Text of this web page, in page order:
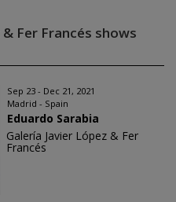
Fer Francés shows
Sep 23 - Dec 21, 2021
Madrid - Spain
Eduardo Sarabia
Galería Javier López & Fer
Francés